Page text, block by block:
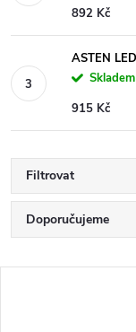
892 Kč
ASTEN
Skladem
915 Kč
Filtrovat
Ř
a
Doporučujeme